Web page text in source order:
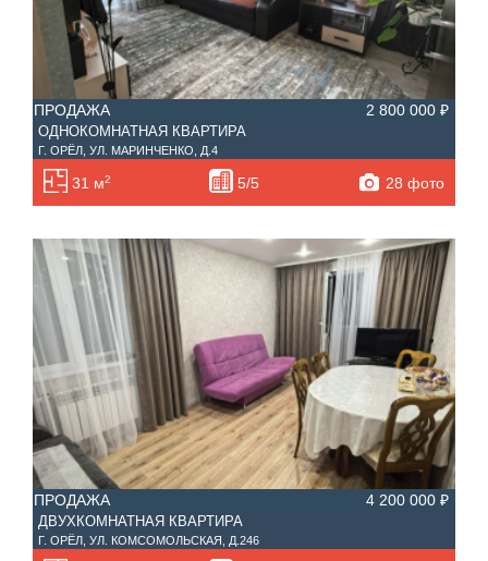
ПРОДАЖА 2 800 000 ₽
ОДНОКОМНАТНАЯ КВАРТИРА
Г. ОРЁЛ, УЛ. МАРИНЧЕНКО, Д.4
31 м2 5/5 28 фото
ПРОДАЖА 4 200 000 ₽
ДВУХКОМНАТНАЯ КВАРТИРА
Г. ОРЁЛ, УЛ. КОМСОМОЛЬСКАЯ, Д.246